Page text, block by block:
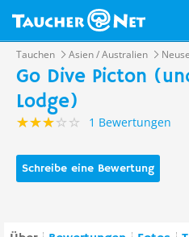
Tauchen Asien / Australien
Go Dive Picton
Lodge)
1 Bewertungen
Schreibe eine Bewertung